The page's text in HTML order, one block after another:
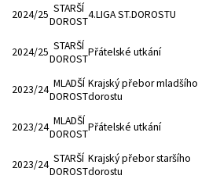
2024/25 STARŠÍ
DOROST
4.LIGA ST.DOROSTU
2024/25 STARŠÍ
DOROST
Přátelské utkání
2023/24 MLADŠÍ
DOROST
Krajský přebor mladšího
dorostu
2023/24 MLADŠÍ
DOROST
Přátelské utkání
2023/24 STARŠÍ
DOROST
Krajský přebor staršího
dorostu